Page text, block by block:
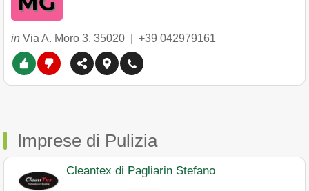
in Via A. Moro 3, 35020 +39 042979161
Imprese di Pulizia
Cleantex di Pagliarin Stefano